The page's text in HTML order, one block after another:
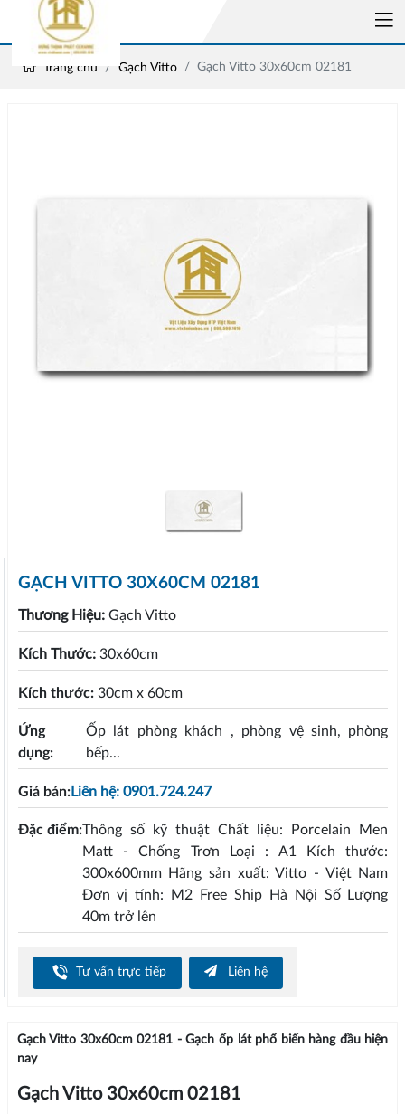
Trang chủ Gạch Vitto Gạch Vitto 30x60cm 02181
GẠCH VITTO 30X60CM 02181
Thương Hiệu: Gạch Vitto
Kích Thước: 30x60cm
Kích thước: 30cm x 60cm
Ứng
dụng:
Ốp lát phòng khách , phòng vệ sinh, phòng
bếp...
Giá bán:Liên hệ: 0901.724.247
Đặc điểm:Thông số kỹ thuật Chất liệu: Porcelain Men
Matt - Chống Trơn Loại : A1 Kích thước:
300x600mm Hãng sản xuất: Vitto - Việt Nam
Đơn vị tính: M2 Free Ship Hà Nội Số Lượng
40m trở lên
Tư vấn trực tiếp Liên hệ
Gạch Vitto 30x60cm 02181 - Gạch ốp lát phổ biến hàng đầu hiện
nay
Gạch Vitto 30x60cm 02181